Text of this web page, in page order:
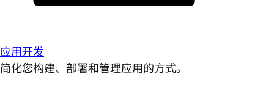
应用开发
简化您构建、部署和管理应用的方式。